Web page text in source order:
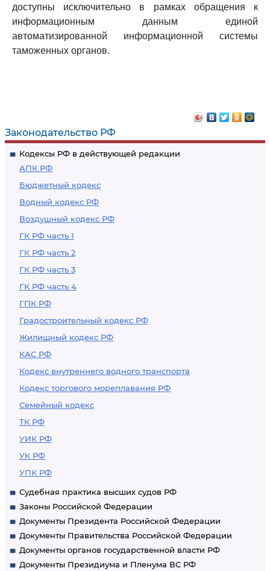
Законодательство РФ
Кодексы РФ в действующей редакции
АПК РФ
Бюджетный кодекс
Водный кодекс РФ
Воздушный кодекс РФ
ГК РФ часть 1
ГК РФ часть 2
ГК РФ часть 3
ГК РФ часть 4
ГПК РФ
Градостроительный кодекс РФ
Жилищный кодекс РФ
КАС РФ
Кодекс внутреннего водного транспорта
Кодекс торгового мореплавания РФ
Семейный кодекс
ТК РФ
УИК РФ
УК РФ
УПК РФ
Судебная практика высших судов РФ
Законы Российской Федерации
Документы Президента Российской Федерации
Документы Правительства Российской Федерации
Документы органов государственной власти РФ
Документы Президиума и Пленума ВС РФ
доступны исключительно в рамках обращения к
информационным данным единой
автоматизированной информационной системы
таможенных органов.